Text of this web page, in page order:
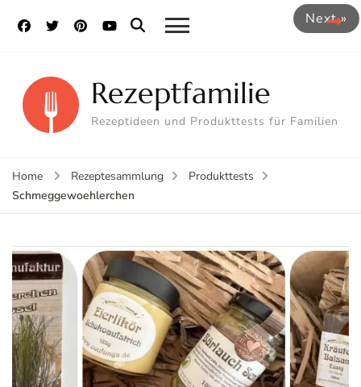
Rezeptfamilie
Rezeptideen und Produkttests für Familien
Home Rezeptesammlung
Produkttests
Schmeggewoehlerchen
Next »